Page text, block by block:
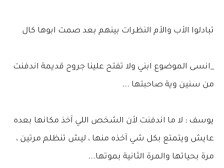
تبادلوا الأب والأم النظرات بينهم بعد صمت ابوها كال
_انسى الموضوع ابني ولا تفتح علينا جروح قديمة اندفنت
من سنين وية صاحبتها ...
يوسف : لا ما اندفنت لأن الشخص اللي آخذ مكانها بعده
عايش ويتمتع بكل شي آخذه منها ، ليش تنظلم مرتين ،
مرة بحياتها والمرة الثانية بموتها...